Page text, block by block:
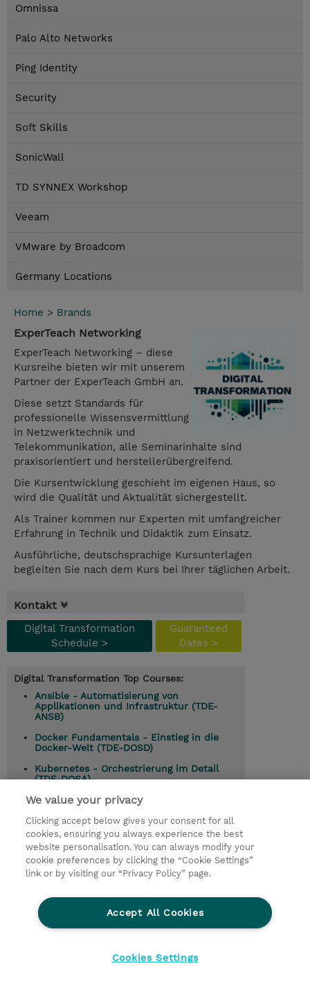
Omnissa
Palo Alto Networks
Ping Identity
Security
Soft Skills
SonicWall
TD SYNNEX Workshop
Veeam
VMware by Broadcom
Germany Locations
Home > Brands
ExperTeach Networking
ExperTeach Networking – diese
Kursreihe bieten wir mit unserem
Partner der ExperTeach GmbH an.
Diese setzt Standards für
professionelle Wissensvermittlung
in Netzwerktechnik und
Telekommunikation, alle Seminarinhalte sind
praxisorientiert und herstellerübergreifend.
Die Kursentwicklung geschieht im eigenen Haus, so
wird die Qualität und Aktualität sichergestellt.
Als Trainer kommen nur Experten mit umfangreicher
Erfahrung in Technik und Didaktik zum Einsatz.
Ausführliche, deutschsprachige Kursunterlagen
begleiten Sie nach dem Kurs bei Ihrer täglichen Arbeit.
Kontakt
Digital Transformation
Schedule >
Guaranteed
Dates >
Digital Transformation Top Courses:
Ansible - Automatisierung von
Applikationen und Infrastruktur (TDE-
ANSB)
Docker Fundamentals - Einstieg in die
Docker-Welt (TDE-DOSD)
Kubernetes - Orchestrierung im Detail
(TDE-DOSA)
Git und GitLab - Bausteine für CI/CD (TDE-
GitLab Advanced - Anwendung von CI und
DevOps Integrationen (TDE-GITB)
Investor relations
Ethics and Compliance
We value your privacy
Clicking accept below gives your consent for all
cookies, ensuring you always experience the best
website personalisation. You can always modify your
cookie preferences by clicking the “Cookie Settings”
link or by visiting our “Privacy Policy” page.
Accept All Cookies
Cookies Settings